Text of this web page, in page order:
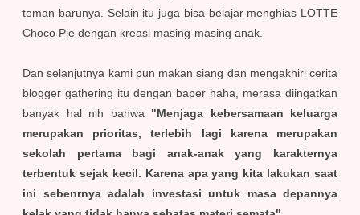
teman barunya. Selain itu juga bisa belajar menghias LOTTE
Choco Pie dengan kreasi masing-masing anak.
Dan selanjutnya kami pun makan siang dan mengakhiri cerita
blogger gathering itu dengan baper haha, merasa diingatkan
banyak hal nih bahwa "Menjaga kebersamaan keluarga
merupakan prioritas, terlebih lagi karena merupakan
sekolah pertama bagi anak-anak yang karakternya
terbentuk sejak kecil. Karena apa yang kita lakukan saat
ini sebenrnya adalah investasi untuk masa depannya